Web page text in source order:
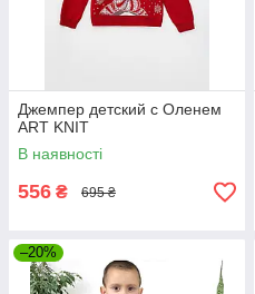
Джемпер детский с Оленем
ART KNIT
В наявності
556 ₴ 695 ₴
–20%